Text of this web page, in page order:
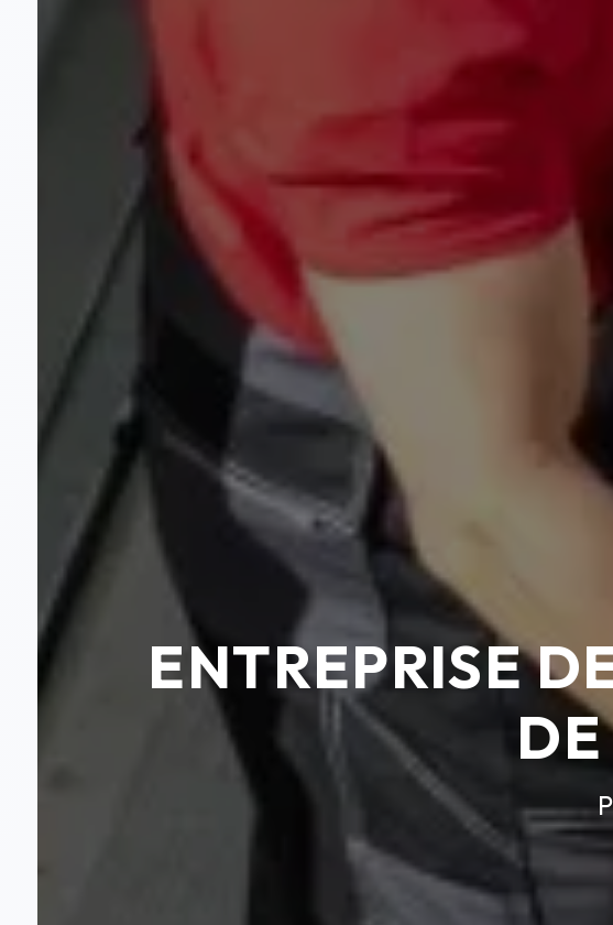
ENTREPRISE